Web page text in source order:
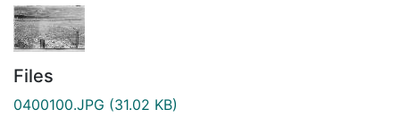
Files
0400100.JPG (31.02 KB)